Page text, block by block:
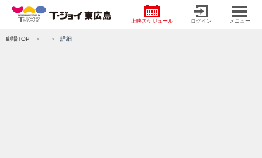
上映スケジュール ログイン メニュー
劇場TOP 詳細